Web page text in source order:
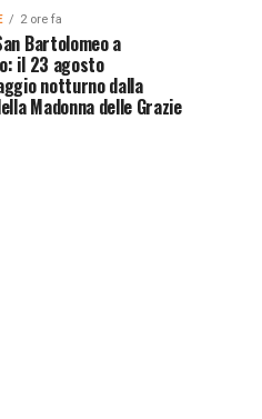
2 ore fa
Bartolomeo a
il 23 agosto
notturno dalla
Madonna delle Grazie